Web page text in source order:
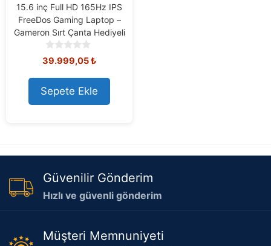
15.6 inç Full HD 165Hz IPS
FreeDos Gaming Laptop –
Gameron Sırt Çanta Hediyeli
0
o
u
t
o
f
Orijinal
40.508,73 ₺.
39.999,05₺Şu
39.999,05 ₺.
Sepete Ekle
Güvenilir Gönderim
Hızlı ve güvenli gönderim
Müşteri Memnuniyeti